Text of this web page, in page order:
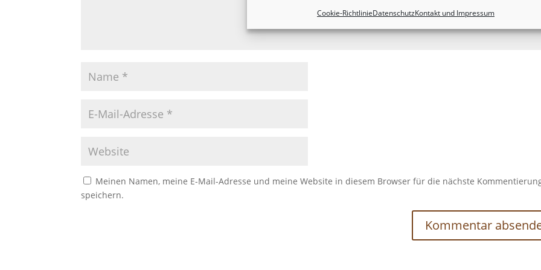
Cookie-RichtlinieDatenschutzKontakt und Impressum
Meinen Namen, meine E-Mail-Adresse und meine Website in diesem Browser für die nächste
speichern.